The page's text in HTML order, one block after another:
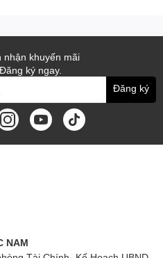
nhận khuyến mãi
ký ngay.
Đăng ký
NAM